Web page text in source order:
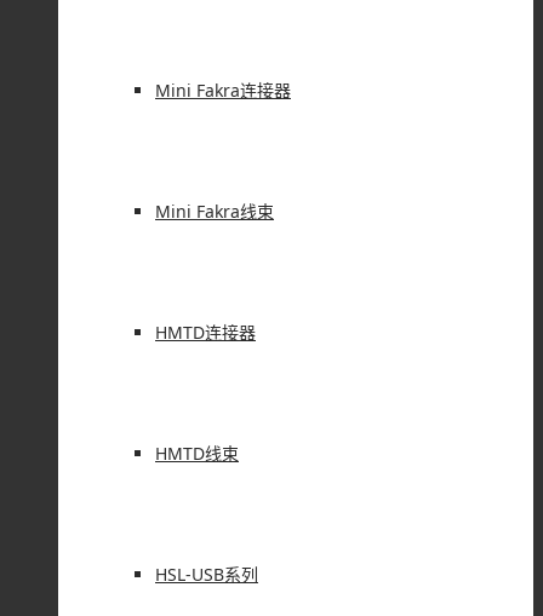
Mini Fakra连接器
Mini Fakra线束
HMTD连接器
HMTD线束
HSL-USB系列